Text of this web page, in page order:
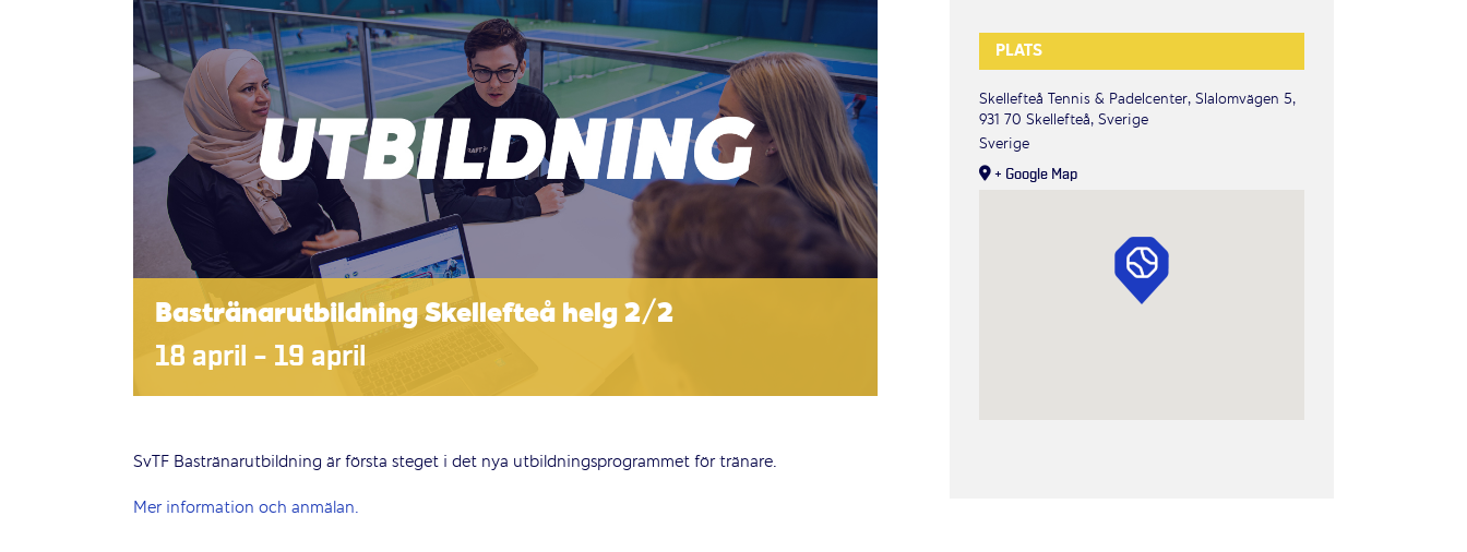
Bastränarutbildning Skellefteå helg 2/2
18 april – 19 april
SvTF Bastränarutbildning är första steget i det nya utbildningsprogrammet för tränare.
Mer information och anmälan.
PLATS
Skellefteå Tennis & Padelcenter, Slalomvägen 5,
931 70 Skellefteå, Sverige
Sverige
+ Google Map